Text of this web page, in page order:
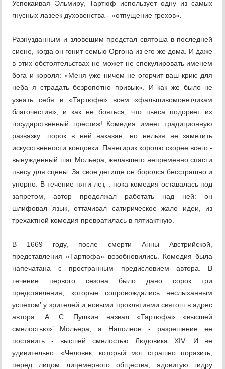
Успокаивая Эльмиру, Тартюф использует одну из самых
гнусных лазеек духовенства - «отпущение грехов».
Разнузданным и зловещим предстал святоша в последней
сиене, когда он гонит семью Оргона из его же дома. И даже
в этих обстоятельствах не может не спекулировать именем
бога и короля: «Меня уже ничем не огорчит ваш крик: для
неба я страдать безропотно привык». И как же было не
узнать себя в «Тартюфе» всем «фальшивомонетчикам
благочестия», и как не бояться, что пьеса подорвет их
государственный престиж! Комедия имеет традиционную
развязку: порок в ней наказан, но нельзя не заметить
искусственности концовки. Панегирик королю скорее всего -
вынужденный шаг Мольера, желавшего непременно спасти
пьесу для сцены. За свое детище он боролся бесстрашно и
упорно. В течение пяти лет, : пока комедия оставалась под
запретом, автор продолжал работать над ней: он
шлифовал язык, оттачивал сатирическое жало идеи, из
трехактной комедия превратилась в пятиактную.
В 1669 году, после смерти Анны Австрийской,
представления «Тартюфа» возобновились. Комедия была
напечатана с пространным предисловием автора. В
течение первого сезона было дано сорок три
представления, которые сопровождались неслыханным
успехом’ у зрителей и новыми проклятиями святош в адрес
автора. А. С. Пушкин назвал «Тартюфа» «высшей
смелостью»’ Мольера, а Наполеон - разрешение ее
поставить - высшей смелостью Людовика XIV. И не
удивительно. «Человек, который мог страшно поразить,
перед лицом лицемерного общества, ядовитую гидру